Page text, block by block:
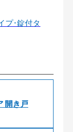
プ･錠付タ
開き戸